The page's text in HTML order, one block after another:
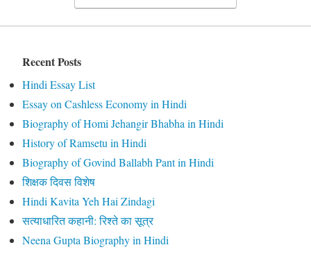
Recent Posts
Hindi Essay List
Essay on Cashless Economy in Hindi
Biography of Homi Jehangir Bhabha in Hindi
History of Ramsetu in Hindi
Biography of Govind Ballabh Pant in Hindi
शिक्षक दिवस विशेष
Hindi Kavita Yeh Hai Zindagi
सत्याधारित कहानी: रिश्ते का सूत्र
Neena Gupta Biography in Hindi